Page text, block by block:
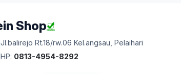
Shop
Jl.balirejo Rt.18/rw.06 Kel.angsau Pelaihari
HP: 0813-4954-8292